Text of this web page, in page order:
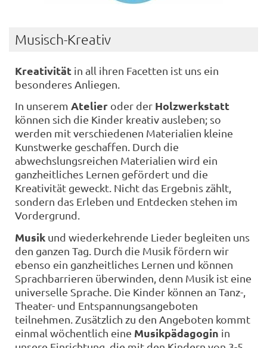
Musisch-Kreativ
Kreativität in all ihren Facetten ist uns ein
besonderes Anliegen.
In unserem Atelier oder der Holzwerkstatt
können sich die Kinder kreativ ausleben; so
werden mit verschiedenen Materialien kleine
Kunstwerke geschaffen. Durch die
abwechslungsreichen Materialien wird ein
ganzheitliches Lernen gefördert und die
Kreativität geweckt. Nicht das Ergebnis zählt,
sondern das Erleben und Entdecken stehen im
Vordergrund.
Musik und wiederkehrende Lieder begleiten uns
den ganzen Tag. Durch die Musik fördern wir
ebenso ein ganzheitliches Lernen und können
Sprachbarrieren überwinden, denn Musik ist eine
universelle Sprache. Die Kinder können an Tanz-,
Theater- und Entspannungsangeboten
teilnehmen. Zusätzlich zu den Angeboten kommt
einmal wöchentlich eine Musikpädagogin in